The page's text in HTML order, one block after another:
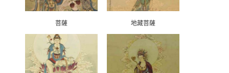
菩薩 地藏菩薩